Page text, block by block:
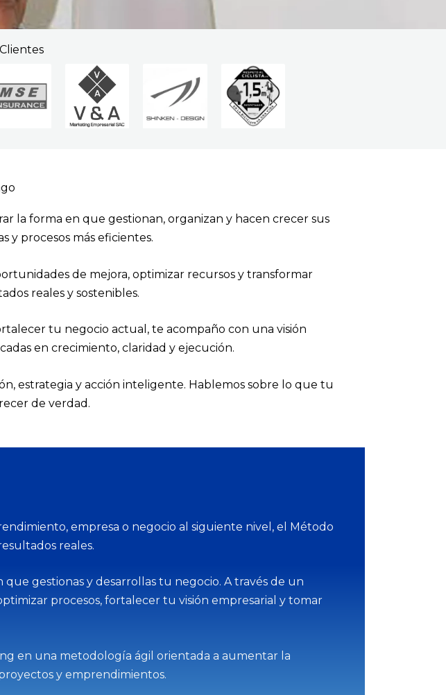
la forma en que gestionan, organizan y hacen crecer sus
y procesos más eficientes.
de mejora, optimizar recursos y transformar
reales y sostenibles.
tu negocio actual, te acompaño con una visión
en crecimiento, claridad y ejecución.
estrategia y acción inteligente. Hablemos sobre lo que tu
de verdad.
empresa o negocio al siguiente nivel, el Método
reales.
gestionas y desarrollas tu negocio. A través de un
procesos, fortalecer tu visión empresarial y tomar
en una metodología ágil orientada a aumentar la
y emprendimientos.